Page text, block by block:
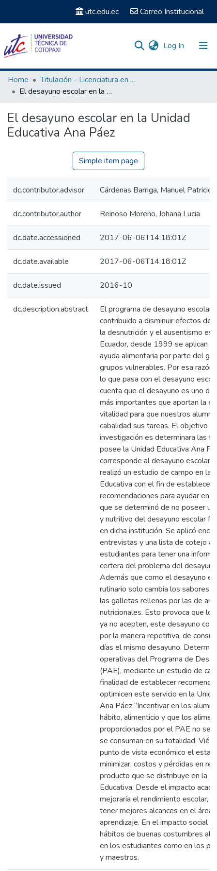
utc.edu.ec Correo Institucional
Log In (current)
Communities & Collections
Statistics
Home
Titulación - Licenciatura en Educación Básica
El desayuno escolar en la Unidad Educativa Ana Páez
El desayuno escolar en la Unidad
Educativa Ana Páez
Simple item page
dc.contributor.advisor Cárdenas Barriga, Manuel Patricio
dc.contributor.author Reinoso Moreno, Johana Lucia
dc.date.accessioned 2017-06-06T14:18:01Z
dc.date.available 2017-06-06T14:18:01Z
dc.date.issued 2016-10
dc.description.abstract
El programa de desayuno escolar
contribuido a disminuir efectos del
la desnutrición y el ausentismo
Ecuador, desde 1999 se aplican
ayuda alimentaria por parte del
grupos vulnerables. Por esa razón
lo que pasa con el desayuno
cuenta que el desayuno es uno
más importantes que aportan la
vitalidad para que nuestros
cabalidad sus tareas. El objetivo
investigación es determinara las
posee la Unidad Educativa Ana
corresponde al desayuno escolar.
realizó un estudio de campo en la
Educativa con el fin de establecer
recomendaciones para ayudar en
que se determinó de no poseer un
y nutritivo del desayuno escolar
en dicha institución. Se aplicó
entrevistas y una lista de cotejo a
estudiantes para tener una
certera del problema del
Además que como el desayuno
rutinario solo cambia los sabores
las galletas rellenas por las de
nutricionales. Esto provoca que
ya no acepten, este desayuno
por la manera repetitiva, de
días el mismo desayuno.
operativas del Programa de
(PAE), mediante un estudio de
finalidad de establecer
optimicen este servicio en la
Ana Páez “Incentivar en los
hábito, alimenticio y que los
proporcionados por el PAE no se
se consuman en su totalidad.
punto de vista económico el
minimizar, costos y pérdidas en
producto que se distribuye en la
Educativa. Desde el impacto
mejoraría el rendimiento escolar, y
tener mejores alcances en el área
aprendizaje. En el impacto social
hábitos de buenas costumbres
en los estudiantes como en los
y maestros.